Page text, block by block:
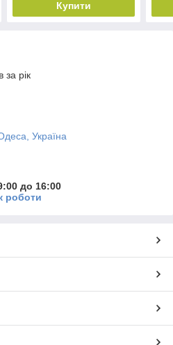
Купити
за рік
Україна
до 16:00
роботи